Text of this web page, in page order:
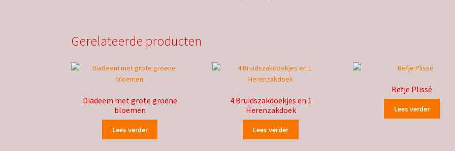
Gerelateerde producten
Diadeem met grote groene
bloemen
Lees verder
4 Bruidszakdoekjes en 1
Herenzakdoek
Lees verder
Befje Plissé
Lees verder